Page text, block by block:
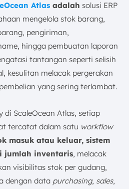
Atlas adalah solusi ERP
mengelola stok barang,
pengiriman,
hingga pembuatan laporan
tantangan seperti selisih
kesulitan melacak pergerakan
yang sering terlambat.
ScaleOcean Atlas, setiap
tercatat dalam satu workflow
masuk atau keluar, sistem
jumlah inventaris, melacak
visibilitas stok per gudang,
dengan data purchasing, sales,